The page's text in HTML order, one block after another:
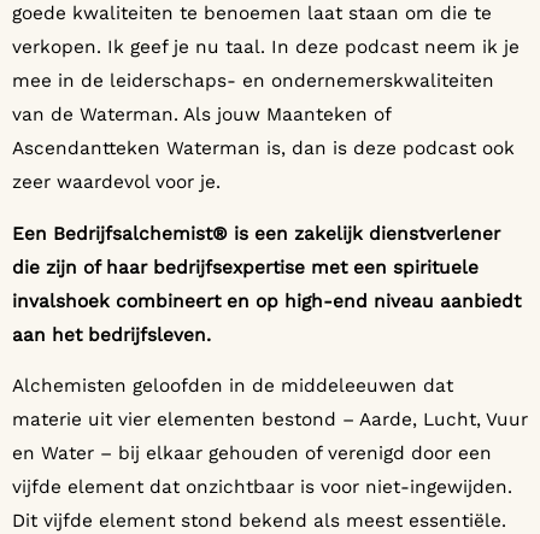
goede kwaliteiten te benoemen laat staan om die te
verkopen. Ik geef je nu taal. In deze podcast neem ik je
mee in de leiderschaps- en ondernemerskwaliteiten
van de Waterman. Als jouw Maanteken of
Ascendantteken Waterman is, dan is deze podcast ook
zeer waardevol voor je.
Een Bedrijfsalchemist® is een zakelijk dienstverlener
die zijn of haar bedrijfsexpertise met een spirituele
invalshoek combineert en op high-end niveau aanbiedt
aan het bedrijfsleven.
Alchemisten geloofden in de middeleeuwen dat
materie uit vier elementen bestond – Aarde, Lucht, Vuur
en Water – bij elkaar gehouden of verenigd door een
vijfde element dat onzichtbaar is voor niet-ingewijden.
Dit vijfde element stond bekend als meest essentiële.